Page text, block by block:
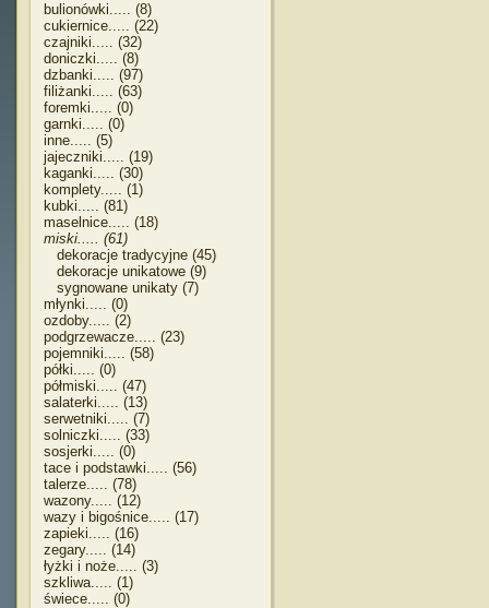
bulionówki..... (8)
cukiernice..... (22)
czajniki..... (32)
doniczki..... (8)
dzbanki..... (97)
filiżanki..... (63)
foremki..... (0)
garnki..... (0)
inne..... (5)
jajeczniki..... (19)
kaganki..... (30)
komplety..... (1)
kubki..... (81)
maselnice..... (18)
miski..... (61)
dekoracje tradycyjne (45)
dekoracje unikatowe (9)
sygnowane unikaty (7)
młynki..... (0)
ozdoby..... (2)
podgrzewacze..... (23)
pojemniki..... (58)
półki..... (0)
półmiski..... (47)
salaterki..... (13)
serwetniki..... (7)
solniczki..... (33)
sosjerki..... (0)
tace i podstawki..... (56)
talerze..... (78)
wazony..... (12)
wazy i bigośnice..... (17)
zapieki..... (16)
zegary..... (14)
łyżki i noże..... (3)
szkliwa..... (1)
świece..... (0)